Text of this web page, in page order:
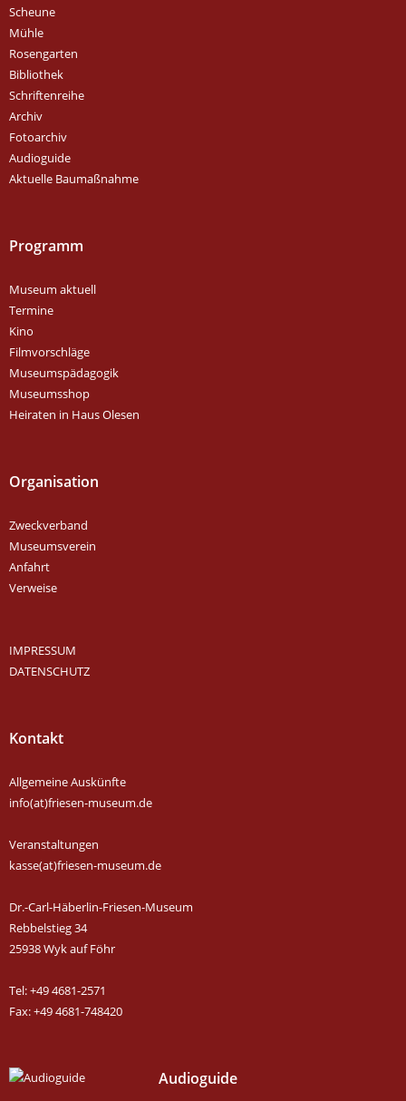
Scheune
Mühle
Rosengarten
Bibliothek
Schriftenreihe
Archiv
Fotoarchiv
Audioguide
Aktuelle Baumaßnahme
Programm
Museum aktuell
Termine
Kino
Filmvorschläge
Museumspädagogik
Museumsshop
Heiraten in Haus Olesen
Organisation
Zweckverband
Museumsverein
Anfahrt
Verweise
IMPRESSUM
DATENSCHUTZ
Kontakt
Allgemeine Auskünfte
info(at)friesen-museum.de
Veranstaltungen
kasse(at)friesen-museum.de
Dr.-Carl-Häberlin-Friesen-Museum
Rebbelstieg 34
25938 Wyk auf Föhr
Tel: +49 4681-2571
Fax: +49 4681-748420
Audioguide